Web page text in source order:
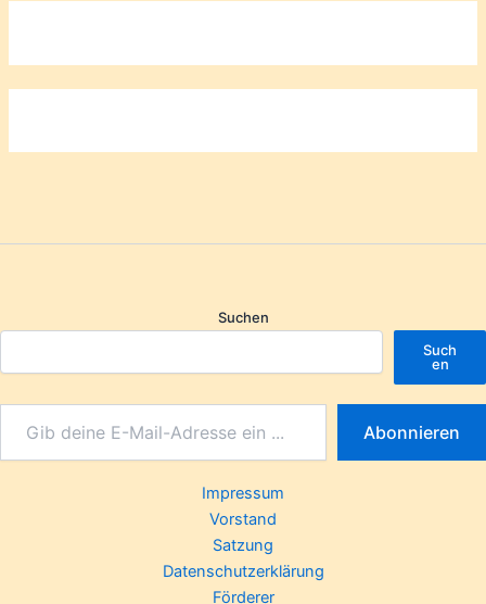
Suchen
Such
en
Abonnieren
Impressum
Vorstand
Satzung
Datenschutzerklärung
Förderer